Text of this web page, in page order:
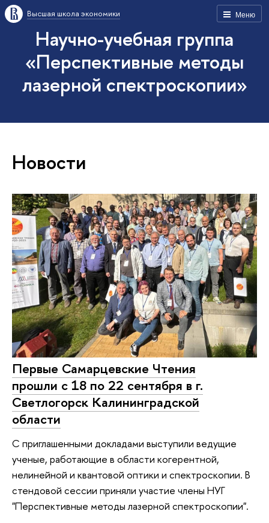
Меню
Высшая школа экономики
Научно-учебная группа
«Перспективные методы
лазерной спектроскопии»
Новости
Первые Самарцевские Чтения
прошли с 18 по 22 сентября в г.
Светлогорск Калининградской
области
С приглашенными докладами выступили ведущие
ученые, работающие в области когерентной,
нелинейной и квантовой оптики и спектроскопии. В
стендовой сессии приняли участие члены НУГ
"Перспективные методы лазерной спектроскопии".